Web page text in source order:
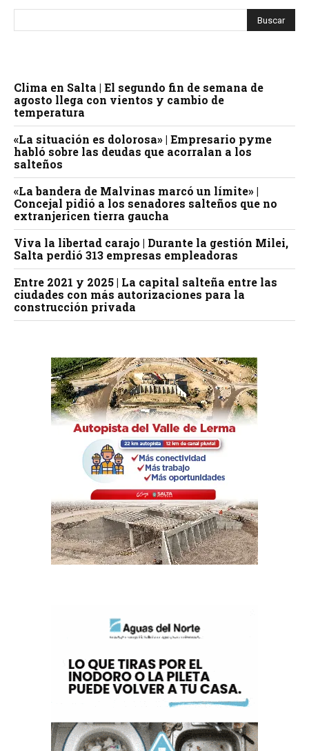
Clima en Salta | El segundo fin de semana de
agosto llega con vientos y cambio de
temperatura
«La situación es dolorosa» | Empresario pyme
habló sobre las deudas que acorralan a los
salteños
«La bandera de Malvinas marcó un límite» |
Concejal pidió a los senadores salteños que no
extranjericen tierra gaucha
Viva la libertad carajo | Durante la gestión Milei,
Salta perdió 313 empresas empleadoras
Entre 2021 y 2025 | La capital salteña entre las
ciudades con más autorizaciones para la
construcción privada